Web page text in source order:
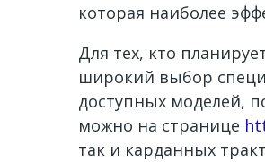
которая наиболее
Для тех, кто
широкий выбор
доступных моделей,
можно на странице
так и карданных